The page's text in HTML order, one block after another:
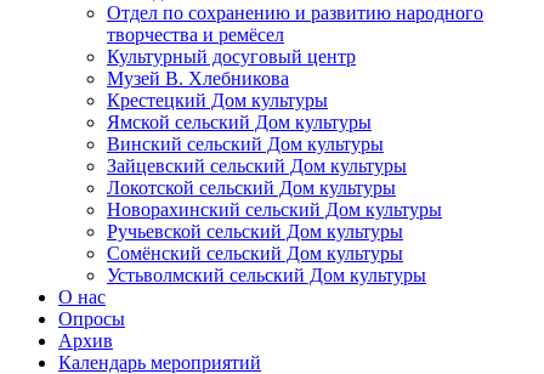
Отдел по сохранению и развитию народного
творчества и ремёсел
Культурный досуговый центр
Музей В. Хлебникова
Крестецкий Дом культуры
Ямской сельский Дом культуры
Винский сельский Дом культуры
Зайцевский сельский Дом культуры
Локотской сельский Дом культуры
Новорахинский сельский Дом культуры
Ручьевской сельский Дом культуры
Сомёнский сельский Дом культуры
Устьволмский сельский Дом культуры
О нас
Опросы
Архив
Календарь мероприятий